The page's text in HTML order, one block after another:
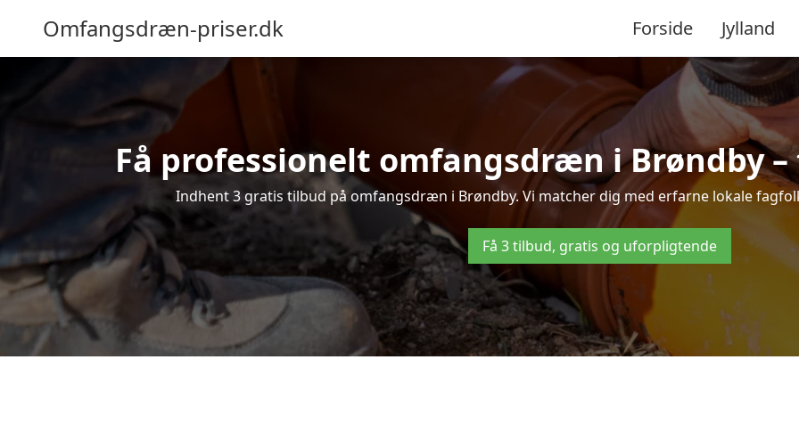
Omfangsdræn-priser.dk Forside Jylland
Få professionelt omfangsdræn i Brøndby
Indhent 3 gratis tilbud på omfangsdræn i Brøndby. Vi matcher dig med erfarne lokale
Få 3 tilbud, gratis og uforpligtende